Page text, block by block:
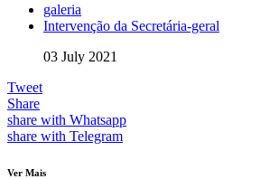
galeria
Intervenção da Secretária-geral
03 July 2021
Tweet
Share
share with Whatsapp
share with Telegram
Ver Mais